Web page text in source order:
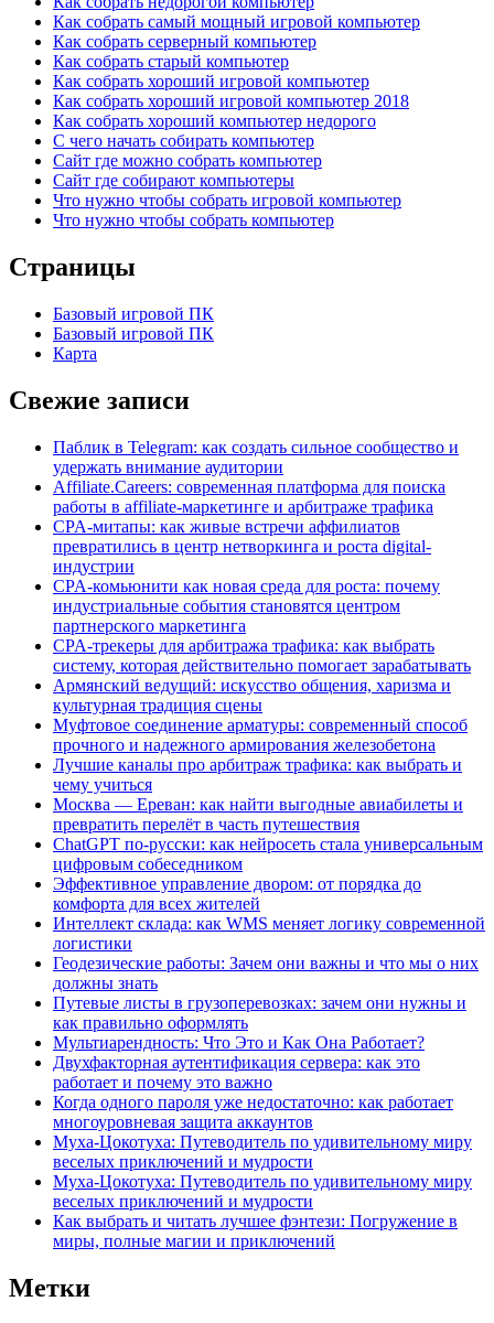
Как собрать самый мощный игровой компьютер
Как собрать серверный компьютер
Как собрать старый компьютер
Как собрать хороший игровой компьютер
Как собрать хороший игровой компьютер 2018
Как собрать хороший компьютер недорого
С чего начать собирать компьютер
Сайт где можно собрать компьютер
Сайт где собирают компьютеры
Что нужно чтобы собрать игровой компьютер
Что нужно чтобы собрать компьютер
Страницы
Базовый игровой ПК
Базовый игровой ПК
Карта
Свежие записи
Паблик в Telegram: как создать сильное сообщество и
удержать внимание аудитории
Affiliate.Careers: современная платформа для поиска
работы в affiliate-маркетинге и арбитраже трафика
CPA-митапы: как живые встречи аффилиатов
превратились в центр нетворкинга и роста digital-
индустрии
CPA-комьюнити как новая среда для роста: почему
индустриальные события становятся центром
партнерского маркетинга
CPA-трекеры для арбитража трафика: как выбрать
систему, которая действительно помогает зарабатывать
Армянский ведущий: искусство общения, харизма и
культурная традиция сцены
Муфтовое соединение арматуры: современный способ
прочного и надежного армирования железобетона
Лучшие каналы про арбитраж трафика: как выбрать и
чему учиться
Москва — Ереван: как найти выгодные авиабилеты и
превратить перелёт в часть путешествия
ChatGPT по-русски: как нейросеть стала универсальным
цифровым собеседником
Эффективное управление двором: от порядка до
комфорта для всех жителей
Интеллект склада: как WMS меняет логику современной
логистики
Геодезические работы: Зачем они важны и что мы о них
должны знать
Путевые листы в грузоперевозках: зачем они нужны и
как правильно оформлять
Мультиарендность: Что Это и Как Она Работает?
Двухфакторная аутентификация сервера: как это
работает и почему это важно
Когда одного пароля уже недостаточно: как работает
многоуровневая защита аккаунтов
Муха-Цокотуха: Путеводитель по удивительному миру
веселых приключений и мудрости
Муха-Цокотуха: Путеводитель по удивительному миру
веселых приключений и мудрости
Как выбрать и читать лучшее фэнтези: Погружение в
миры, полные магии и приключений
Метки